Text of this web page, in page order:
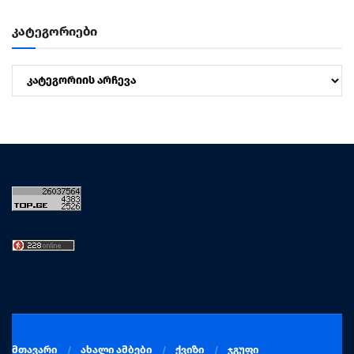
კატეგორიები
კატეგორიები
მთავარი ახალი ამბები ქვიზი ჯგუფი